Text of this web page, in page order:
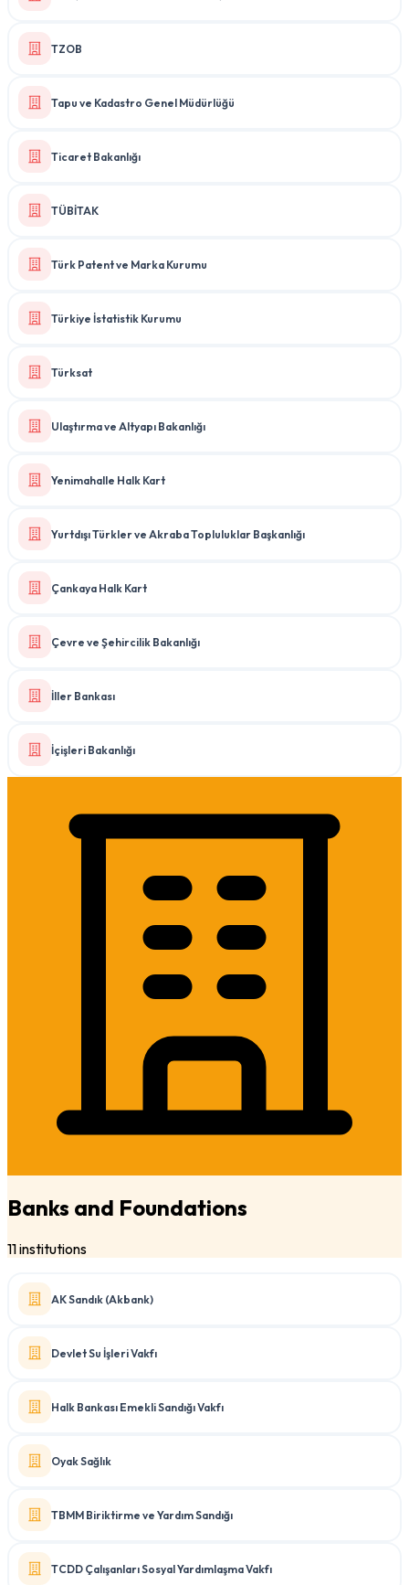
TZOB
Tapu ve Kadastro Genel Müdürlüğü
Ticaret Bakanlığı
TÜBİTAK
Türk Patent ve Marka Kurumu
Türkiye İstatistik Kurumu
Türksat
Ulaştırma ve Altyapı Bakanlığı
Yenimahalle Halk Kart
Yurtdışı Türkler ve Akraba Topluluklar Başkanlığı
Çankaya Halk Kart
Çevre ve Şehircilik Bakanlığı
İller Bankası
İçişleri Bakanlığı
Banks and Foundations
11 institutions
AK Sandık (Akbank)
Devlet Su İşleri Vakfı
Halk Bankası Emekli Sandığı Vakfı
Oyak Sağlık
TBMM Biriktirme ve Yardım Sandığı
TCDD Çalışanları Sosyal Yardımlaşma Vakfı